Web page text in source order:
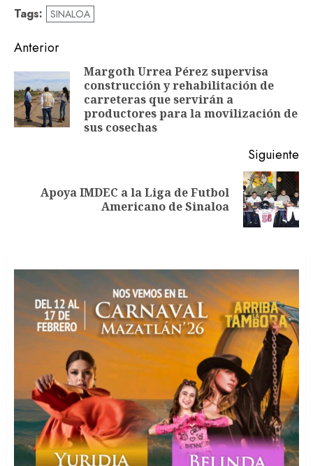
Tags: SINALOA
Navegación
de
entradas
Anterior
Margoth Urrea Pérez supervisa
construcción y rehabilitación de
carreteras que servirán a
productores para la movilización de
sus cosechas
Siguiente
Siguiente
Apoya IMDEC a la Liga de Futbol
Americano de Sinaloa